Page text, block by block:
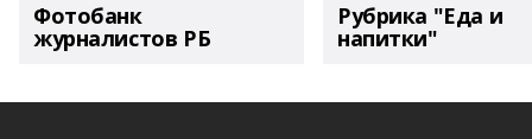
Фотобанк
журналистов РБ
Рубрика "Еда и
напитки"